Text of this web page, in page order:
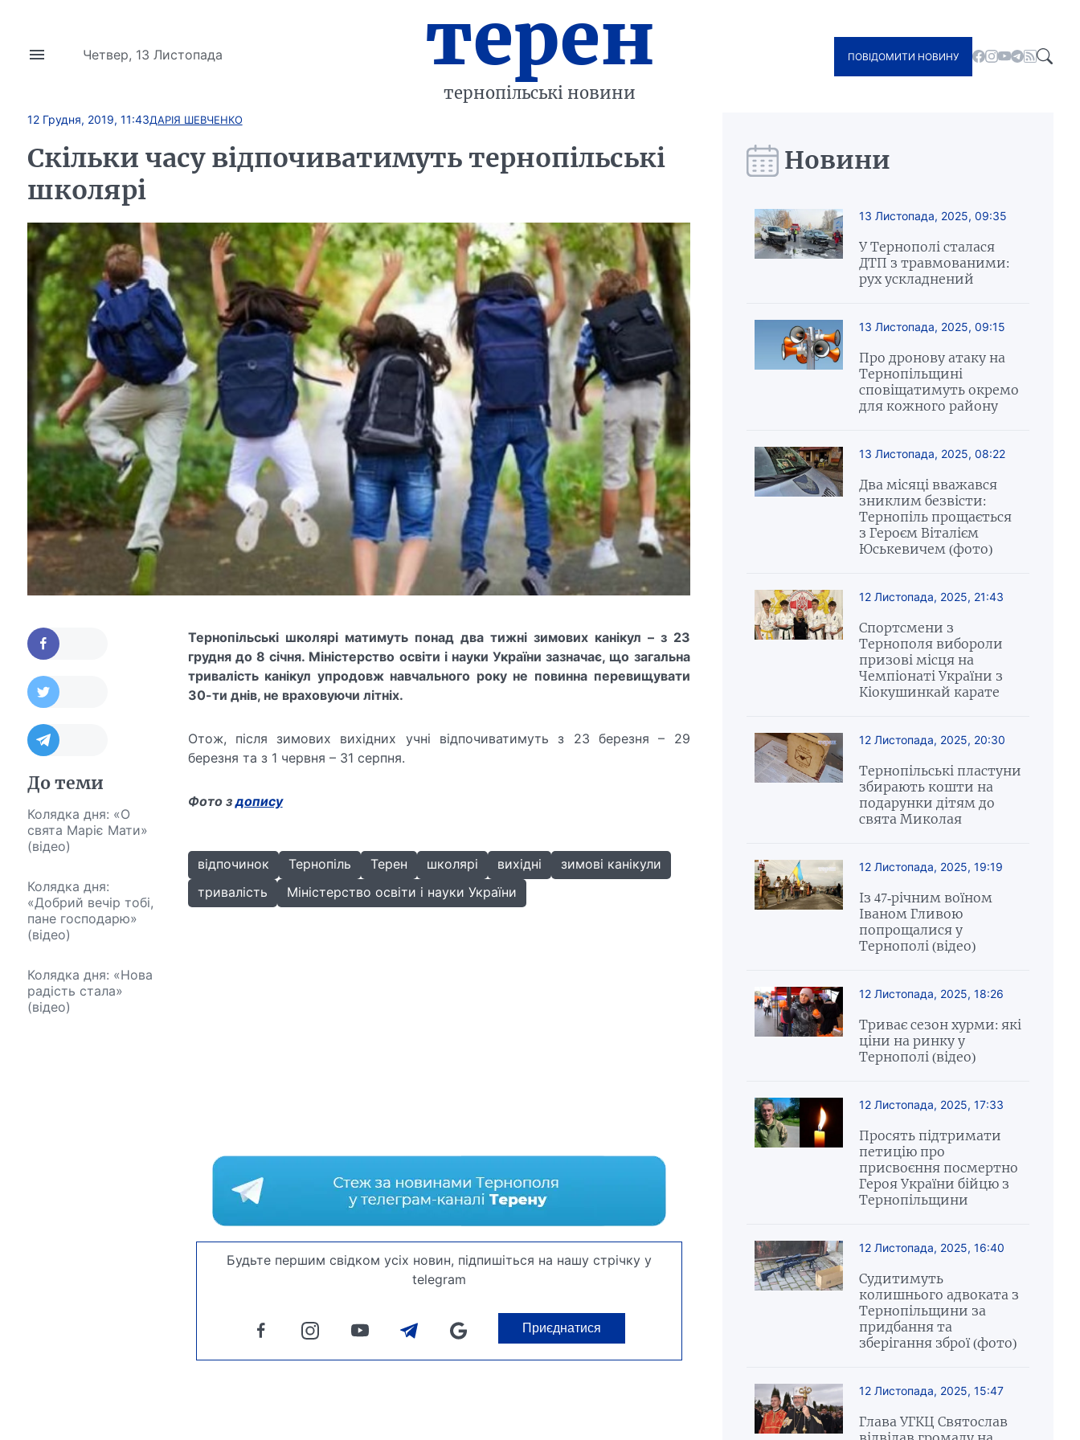
Четвер, 13 Листопада терен
тернопільські новини
ПОВІДОМИТИ НОВИНУ
12 Грудня, 2019, 11:43ДАРІЯ ШЕВЧЕНКО
Скільки часу відпочиватимуть тернопільські
школярі
До теми
Колядка дня: «О
свята Маріє Мати»
(відео)
Колядка дня:
«Добрий вечір тобі,
пане господарю»
(відео)
Колядка дня: «Нова
радість стала»
(відео)
Тернопільські школярі матимуть понад два тижні зимових канікул – з 23
грудня до 8 січня. Міністерство освіти і науки України зазначає, що загальна
тривалість канікул упродовж навчального року не повинна перевищувати
30-ти днів, не враховуючи літніх.
Отож, після зимових вихідних учні відпочиватимуть з 23 березня – 29
березня та з 1 червня – 31 серпня.
Фото здопису
відпочинок Тернопіль Терен школярі вихідні
зимові канікули
тривалість
Міністерство освіти і науки України
Будьте першим свідком усіх новин, підпишіться на нашу стрічку у
telegram
Приєднатися
Новини
13 Листопада, 2025, 09:35
У Тернополі сталася
ДТП з травмованими:
рух ускладнений
13 Листопада, 2025, 09:15
Про дронову атаку на
Тернопільщині
сповіщатимуть окремо
для кожного району
13 Листопада, 2025, 08:22
Два місяці вважався
зниклим безвісти:
Тернопіль прощається
з Героєм Віталієм
Юськевичем (фото)
12 Листопада, 2025, 21:43
Спортсмени з
Тернополя вибороли
призові місця на
Чемпіонаті України з
Кіокушинкай карате
12 Листопада, 2025, 20:30
Тернопільські пластуни
збирають кошти на
подарунки дітям до
свята Миколая
12 Листопада, 2025, 19:19
Із 47-річним воїном
Іваном Гливою
попрощалися у
Тернополі (відео)
12 Листопада, 2025, 18:26
Триває сезон хурми: які
ціни на ринку у
Тернополі (відео)
12 Листопада, 2025, 17:33
Просять підтримати
петицію про
присвоєння посмертно
Героя України бійцю з
Тернопільщини
12 Листопада, 2025, 16:40
Судитимуть
колишнього адвоката з
Тернопільщини за
придбання та
зберігання зброї (фото)
12 Листопада, 2025, 15:47
Глава УГКЦ Святослав